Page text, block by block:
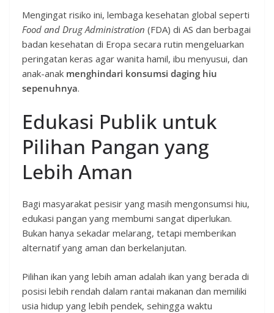
Mengingat risiko ini, lembaga kesehatan global seperti
Food and Drug Administration (FDA) di AS dan berbagai
badan kesehatan di Eropa secara rutin mengeluarkan
peringatan keras agar wanita hamil, ibu menyusui, dan
anak-anak menghindari konsumsi daging hiu
sepenuhnya.
Edukasi Publik untuk
Pilihan Pangan yang
Lebih Aman
Bagi masyarakat pesisir yang masih mengonsumsi hiu,
edukasi pangan yang membumi sangat diperlukan.
Bukan hanya sekadar melarang, tetapi memberikan
alternatif yang aman dan berkelanjutan.
Pilihan ikan yang lebih aman adalah ikan yang berada di
posisi lebih rendah dalam rantai makanan dan memiliki
usia hidup yang lebih pendek, sehingga waktu